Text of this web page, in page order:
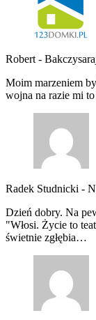
Robert -
Moim marzeniem
wojna na razie mi
Radek Studnicki -
Dzień dobry. Na
"Włosi. Życie to
świetnie zgłębia…